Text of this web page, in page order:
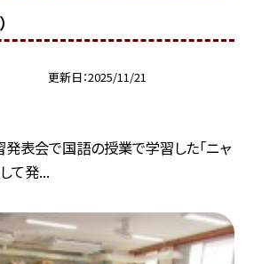
更新日 2025/11/21
発表会で国語の授業で学習した「ニャ
て発...